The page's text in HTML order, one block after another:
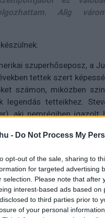
- Do Not Process My
opt-out of the sale, sharing to
for targeted advertising
selection. Please note that
interest-based ads based
to third parties prior to
of your personal
Alig
szuperhőseposz, a
tettek szert
számon, miközben
tetteikhez.
aki nemrégiben
és Dan
sorozat egy 12 éves
A vízből bort
feltámasztani! De
közepette? A
La Tierra) és Leopoldo